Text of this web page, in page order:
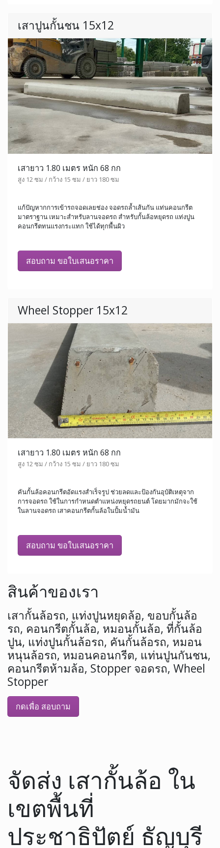
เสาปูนกั้นชน 15x12
เสายาว 1.80 เมตร หนัก 68 กก
สูง 12 ซม / กว้าง 15 ซม / ยาว 180 ซม
แก้ปัญหากการเข้ารถจอดเลยช่อง จอดรถล้ำเส้นกัน แท่นคอนกรีต
มาตราฐาน เหมาะสำหรับลานจอดรถ สำหรับกั้นล้อหยุดรถ แท่งปูน
คอนกรีตทนแรงกระแทก ใช้ได้ทุกพื้นผิว
สอบถาม ขอใบเสนอราคา
Wheel Stopper 15x12
เสายาว 1.80 เมตร หนัก 68 กก
สูง 12 ซม / กว้าง 15 ซม / ยาว 180 ซม
คันกั้นล้อคอนกรีตอัดแรงสำเร็จรูป ช่วยลดและป้องกันอุบัติเหตุจาก
การจอดรถ ใช้ในการกำหนดตำแหน่งหยุดรถยนต์ โดยมากมักจะใช้
ในลานจอดรถ เสาคอนกรีตกั้นล้อในปั้มน้ำมัน
สอบถาม ขอใบเสนอราคา
สินค้าของเรา
เสากั้นล้อรถ, แท่งปูนหยุดล้อ, ขอบกั้นล้อ
รถ, คอนกรีตกั้นล้อ, หมอนกั้นล้อ, ที่กั้นล้อ
ปูน, แท่งปูนกั้นล้อรถ, คันกั้นล้อรถ, หมอน
หนุนล้อรถ, หมอนคอนกรีต, แท่นปูนกันชน,
คอนกรีตห้ามล้อ, Stopper จอดรถ, Wheel
Stopper
กดเพื่อ สอบถาม
จัดส่ง เสากั้นล้อ ใน
เขตพื้นที่
ประชาธิปัตย์ ธัญบุรี